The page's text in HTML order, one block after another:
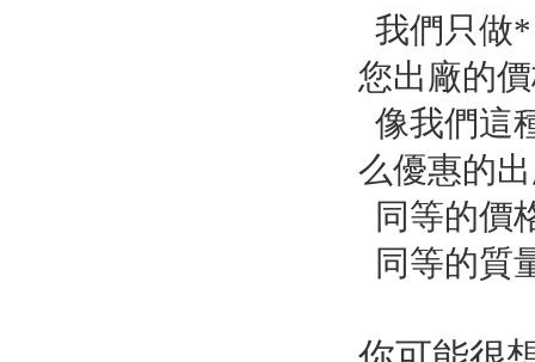
我們只做
您出廠的價格
像我們這
么優惠的
同等的價格
同等的質量